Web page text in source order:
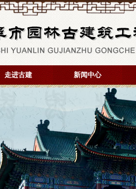
走进古建 新闻中心